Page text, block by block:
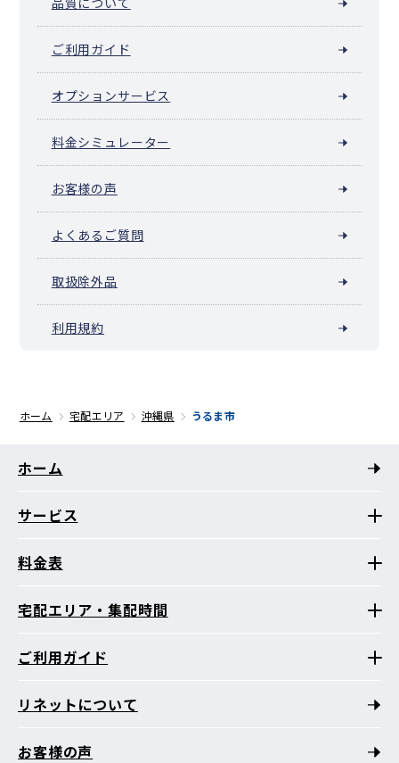
ご利用ガイド
オプションサービス
料金シミュレーター
お客様の声
よくあるご質問
取扱除外品
利用規約
ホーム 宅配エリア 沖縄県 うるま市
ホーム
サービス
料金表
宅配エリア・集配時間
ご利用ガイド
リネットについて
お客様の声